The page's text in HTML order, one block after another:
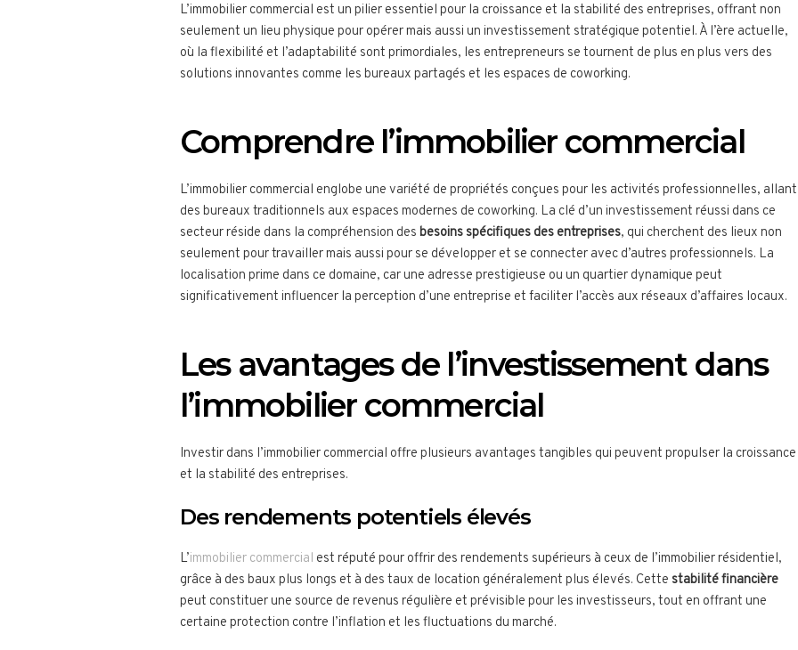
L’immobilier commercial est un pilier essentiel pour la croissance et la stabilité des entreprises, offrant non
seulement un lieu physique pour opérer mais aussi un investissement stratégique potentiel. À l’ère actuelle,
où la flexibilité et l’adaptabilité sont primordiales, les entrepreneurs se tournent de plus en plus vers des
solutions innovantes comme les bureaux partagés et les espaces de coworking.
Comprendre l’immobilier commercial
L’immobilier commercial englobe une variété de propriétés conçues pour les activités professionnelles, allant
des bureaux traditionnels aux espaces modernes de coworking. La clé d’un investissement réussi dans ce
secteur réside dans la compréhension des besoins spécifiques des entreprises, qui cherchent des lieux non
seulement pour travailler mais aussi pour se développer et se connecter avec d’autres professionnels. La
localisation prime dans ce domaine, car une adresse prestigieuse ou un quartier dynamique peut
significativement influencer la perception d’une entreprise et faciliter l’accès aux réseaux d’affaires locaux.
Les avantages de l’investissement dans
l’immobilier commercial
Investir dans l’immobilier commercial offre plusieurs avantages tangibles qui peuvent propulser la croissance
et la stabilité des entreprises.
Des rendements potentiels élevés
L’immobilier commercial est réputé pour offrir des rendements supérieurs à ceux de l’immobilier résidentiel,
grâce à des baux plus longs et à des taux de location généralement plus élevés. Cette stabilité financière
peut constituer une source de revenus régulière et prévisible pour les investisseurs, tout en offrant une
certaine protection contre l’inflation et les fluctuations du marché.